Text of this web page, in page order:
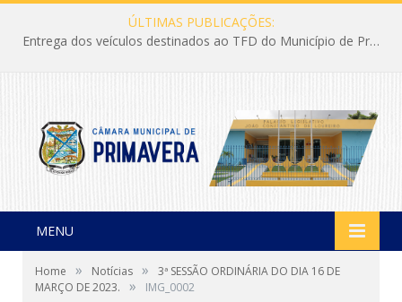
ÚLTIMAS PUBLICAÇÕES:
Entrega dos veículos destinados ao TFD do Município de Primavera
MENU
Home » Notícias »
3ª SESSÃO ORDINÁRIA DO DIA 16 DE
MARÇO DE 2023.
» IMG_0002